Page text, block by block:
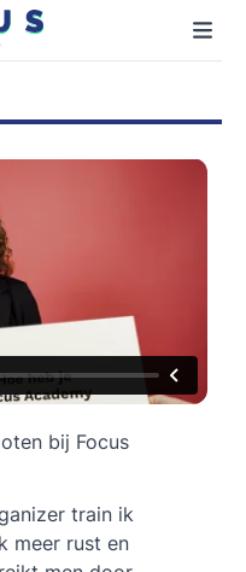
bij Focus
train ik
meer rust en